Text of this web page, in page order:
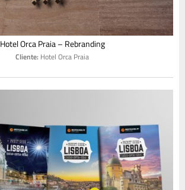
Hotel Orca Praia – Rebranding
Cliente: Hotel Orca Praia